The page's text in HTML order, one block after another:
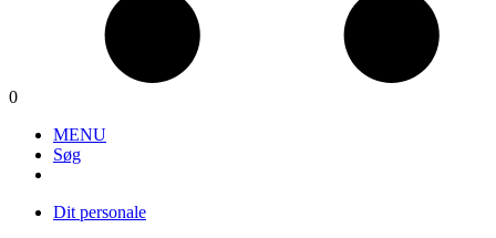
0
MENU
Søg
Dit personale